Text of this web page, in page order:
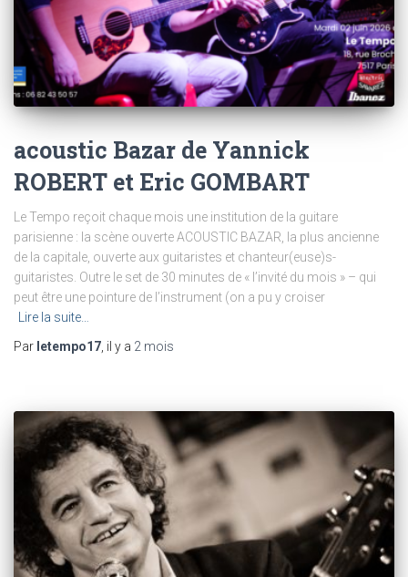
acoustic Bazar de Yannick
ROBERT et Eric GOMBART
Le Tempo reçoit chaque mois une institution de la guitare
parisienne : la scène ouverte ACOUSTIC BAZAR, la plus ancienne
de la capitale, ouverte aux guitaristes et chanteur(euse)s-
guitaristes. Outre le set de 30 minutes de « l’invité du mois » – qui
peut être une pointure de l’instrument (on a pu y croiser
Lire la suite…
Par letempo17 , il y a 2 mois